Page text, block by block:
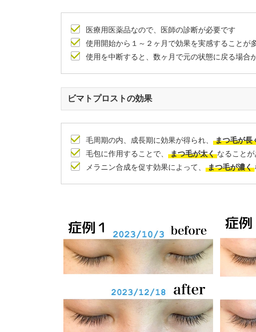
医療用医薬品なので、医師の診断が必要です
使用開始から１～２ヶ月で効果を実感することが
使用を中断すると、数ヶ月で元の状態に戻る場合
ビマトプロストの効果
毛周期の内、成長期に効果が得られ、まつ毛が長
毛包に作用することで、まつ毛が太くなること
メラニン合成を促す効果によって、まつ毛が濃く